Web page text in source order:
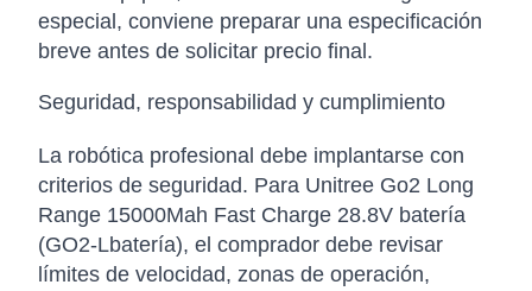
especial, conviene preparar una especificación
breve antes de solicitar precio final.
Seguridad, responsabilidad y cumplimiento
La robótica profesional debe implantarse con
criterios de seguridad. Para Unitree Go2 Long
Range 15000Mah Fast Charge 28.8V batería
(GO2-Lbatería), el comprador debe revisar
límites de velocidad, zonas de operación,